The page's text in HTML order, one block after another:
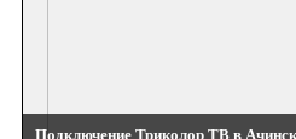
Подключение Триколор ТВ в